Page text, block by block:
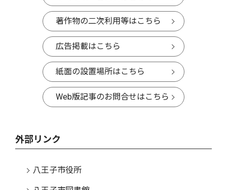
著作物の二次利用等はこちら
広告掲載はこちら
紙面の設置場所はこちら
Web版記事のお問合せはこちら
外部リンク
八王子市役所